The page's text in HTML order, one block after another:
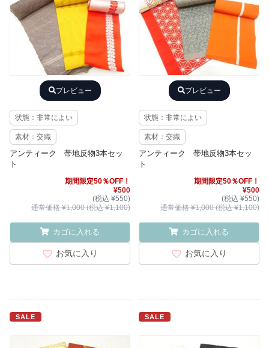
プレビュー
状態：非常によい
素材：交織
アンティーク 帯地反物3本セッ
ト
期間限定50％OFF！
¥500
(税込 ¥550)
通常価格 ¥1,000 (税込 ¥1,100)
カゴに入れる
お気に入り
プレビュー
状態：非常によい
素材：交織
アンティーク 帯地反物3本セッ
ト
期間限定50％OFF！
¥500
(税込 ¥550)
通常価格 ¥1,000 (税込 ¥1,100)
カゴに入れる
お気に入り
SALE SALE